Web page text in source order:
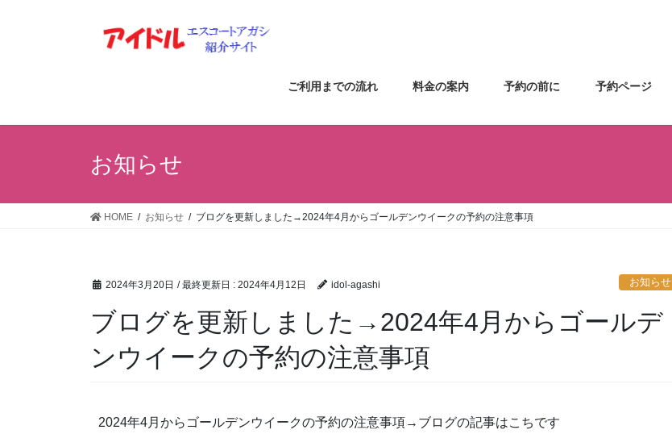
移
ン
ご利用までの流れ 料金の案内 予約の前に 予約ページ
お知らせ
HOME お知らせ ブログを更新しました→2024年4月からゴールデンウイークの予約の注意事項
2024年3月20日 / 最終更新日 : 2024年4月12日 idol-agashi お知らせ
ブログを更新しました→2024年4月からゴールデ
ンウイークの予約の注意事項
2024年4月からゴールデンウイークの予約の注意事項→ブログの記事はこちです